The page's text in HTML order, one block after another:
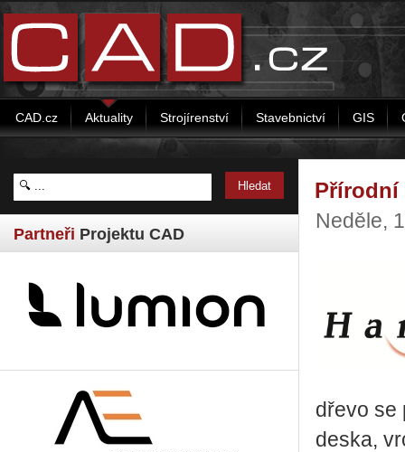
CAD.cz Aktuality Strojírenství Stavebnictví GIS
Partneři Projektu CAD
Přírodní
Neděle,
dřevo se
deska,